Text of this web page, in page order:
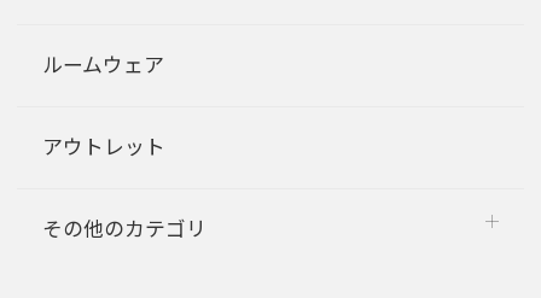
ルームウェア
アウトレット
その他のカテゴリ